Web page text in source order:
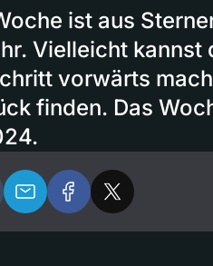
ist aus
Vielleicht
vorwärts
finden. Das